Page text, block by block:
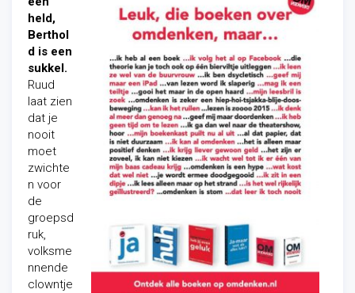
held,
Berthol
d is een
sukkel.
Ruud
laat zien
dat je
nooit
moet
zwichte
n voor
de
groepsd
ruk,
volksme
nnende
clowntje